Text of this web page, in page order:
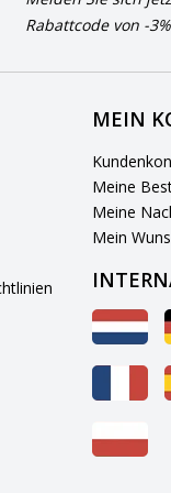
Rabattcode von -
MEIN
Meine
Meine
Mein